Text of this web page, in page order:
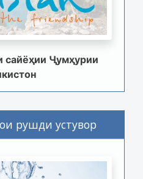
сайёҳии Ҷумҳурии
рушди устувор